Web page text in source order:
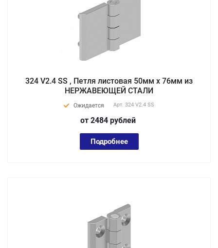
324 V2.4 SS , Петля листовая 50мм х 76мм из
НЕРЖАВЕЮЩЕЙ СТАЛИ
Ожидается Арт. 324 V2.4 SS
от 2484 рублей
Подробнее